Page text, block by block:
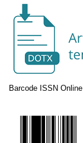
Barcode ISSN Online